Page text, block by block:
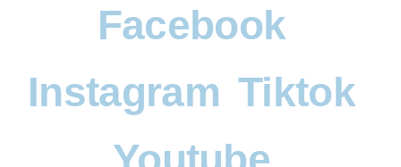
Facebook
Instagram Tiktok